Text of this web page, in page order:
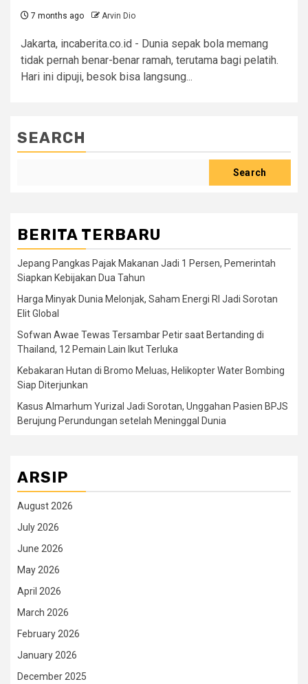
7 months ago Arvin Dio
Jakarta, incaberita.co.id - Dunia sepak bola memang
tidak pernah benar-benar ramah, terutama bagi pelatih.
Hari ini dipuji, besok bisa langsung...
SEARCH
Search
BERITA TERBARU
Jepang Pangkas Pajak Makanan Jadi 1 Persen, Pemerintah
Siapkan Kebijakan Dua Tahun
Harga Minyak Dunia Melonjak, Saham Energi RI Jadi Sorotan
Elit Global
Sofwan Awae Tewas Tersambar Petir saat Bertanding di
Thailand, 12 Pemain Lain Ikut Terluka
Kebakaran Hutan di Bromo Meluas, Helikopter Water Bombing
Siap Diterjunkan
Kasus Almarhum Yurizal Jadi Sorotan, Unggahan Pasien BPJS
Berujung Perundungan setelah Meninggal Dunia
ARSIP
August 2026
July 2026
June 2026
May 2026
April 2026
March 2026
February 2026
January 2026
December 2025